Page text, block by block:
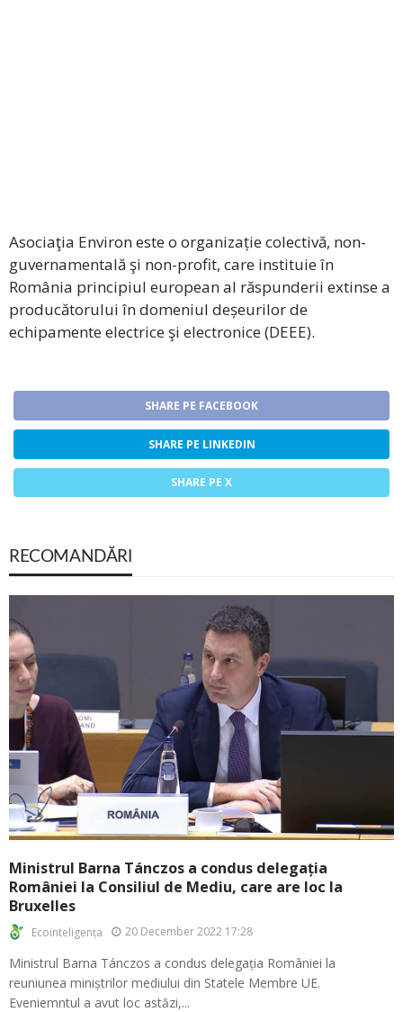
Asociaţia Environ este o organizație colectivă, non-
guvernamentală şi non-profit, care instituie în
România principiul european al răspunderii extinse a
producătorului în domeniul deșeurilor de
echipamente electrice şi electronice (DEEE).
SHARE PE FACEBOOK
SHARE PE LINKEDIN
SHARE PE X
RECOMANDĂRI
Ministrul Barna Tánczos a condus delegația
României la Consiliul de Mediu, care are loc la
Bruxelles
Ecointeligența 20 December 2022 17:28
Ministrul Barna Tánczos a condus delegația României la
reuniunea miniștrilor mediului din Statele Membre UE.
Eveniemntul a avut loc astăzi,...